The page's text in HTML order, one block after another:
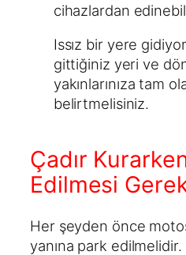
cihazlardan
Issız bir yere
gittiğiniz yeri ve
yakınlarınıza tam
belirtmelisiniz.
Çadır
Edilmesi
Her şeyden önce
yanına park edilmelidir.